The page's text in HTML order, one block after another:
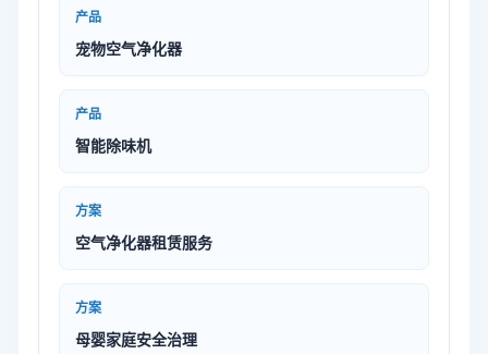
产品
宠物空气净化器
产品
智能除味机
方案
空气净化器租赁服务
方案
母婴家庭安全治理